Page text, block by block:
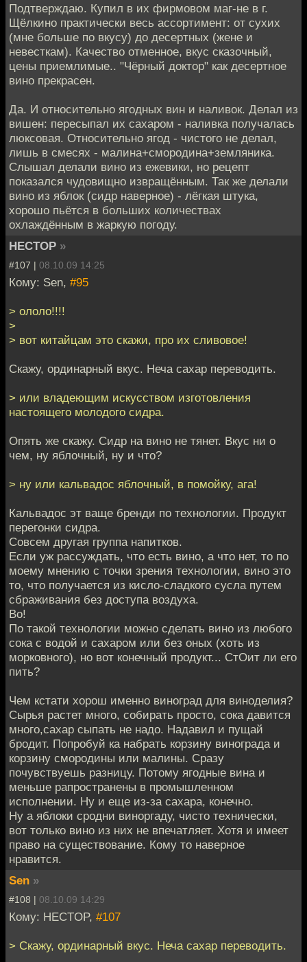
Подтверждаю. Купил в их фирмовом маг-не в г.
Щёлкино практически весь ассортимент: от сухих
(мне больше по вкусу) до десертных (жене и
невесткам). Качество отменное, вкус сказочный,
цены приемлимые.. "Чёрный доктор" как десертное
вино прекрасен.
Да. И относительно ягодных вин и наливок. Делал из
вишен: пересыпал их сахаром - наливка получалась
люксовая. Относительно ягод - чистого не делал,
лишь в смесях - малина+смородина+земляника.
Слышал делали вино из ежевики, но рецепт
показался чудовищно извращённым. Так же делали
вино из яблок (сидр наверное) - лёгкая штука,
хорошо пьётся в больших количествах
охлаждённым в жаркую погоду.
HECTOP »
#107 | 08.10.09 14:25
Кому: Sen, #95
> ололо!!!!
>
> вот китайцам это скажи, про их сливовое!
Скажу, ординарный вкус. Неча сахар переводить.
> или владеющим искусством изготовления
настоящего молодого сидра.
Опять же скажу. Сидр на вино не тянет. Вкус ни о
чем, ну яблочный, ну и что?
> ну или кальвадос яблочный, в помойку, ага!
Кальвадос эт ваще бренди по технологии. Продукт
перегонки сидра.
Совсем другая группа напитков.
Если уж рассуждать, что есть вино, а что нет, то по
моему мнению с точки зрения технологии, вино это
то, что получается из кисло-сладкого сусла путем
сбраживания без доступа воздуха.
Во!
По такой технологии можно сделать вино из любого
сока с водой и сахаром или без оных (хоть из
морковного), но вот конечный продукт... СтОит ли его
пить?
Чем кстати хорош именно виноград для виноделия?
Сырья растет много, собирать просто, сока давится
много,сахар сыпать не надо. Надавил и пущай
бродит. Попробуй ка набрать корзину винограда и
корзину смородины или малины. Сразу
почувствуешь разницу. Потому ягодные вина и
меньше рапространены в промышленном
исполнении. Ну и еще из-за сахара, конечно.
Ну а яблоки сродни виноргаду, чисто технически,
вот только вино из них не впечатляет. Хотя и имеет
право на существование. Кому то наверное
нравится.
Sen »
#108 | 08.10.09 14:29
Кому: HECTOP, #107
> Скажу, ординарный вкус. Неча сахар переводить.